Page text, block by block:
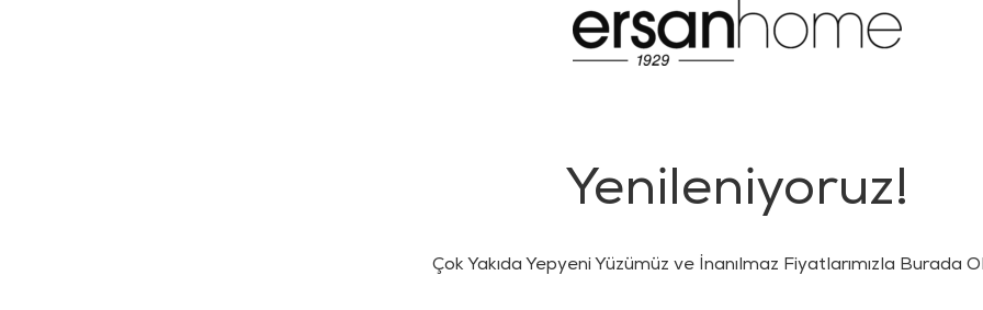
Yenileniyoruz!
Çok Yakıda Yepyeni Yüzümüz ve İnanılmaz Fiyatlarımızla Burada